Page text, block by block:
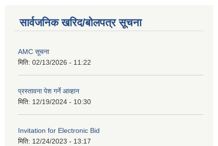
सार्वजनिक खरिद/बोलपत्र सूचना
AMC सूचना
मिति: 02/13/2026 - 11:22
प्रस्तावना पेश गर्ने आव्हान
मिति: 12/19/2024 - 10:30
Invitation for Electronic Bid
मिति: 12/24/2023 - 13:17